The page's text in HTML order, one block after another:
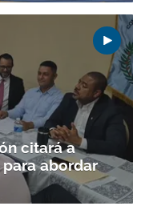
citará a
abordar